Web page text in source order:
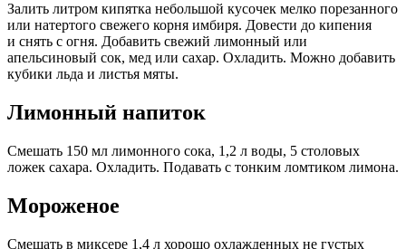
Залить литром кипятка небольшой кусочек мелко порезанного
или натертого свежего корня имбиря. Довести до кипения
и снять с огня. Добавить свежий лимонный или
апельсиновый сок, мед или сахар. Охладить. Можно добавить
кубики льда и листья мяты.
Лимонный напиток
Смешать 150 мл лимонного сока, 1,2 л воды, 5 столовых
ложек сахара. Охладить. Подавать с тонким ломтиком лимона.
Мороженое
Смешать в миксере 1,4 л хорошо охлажденных не густых